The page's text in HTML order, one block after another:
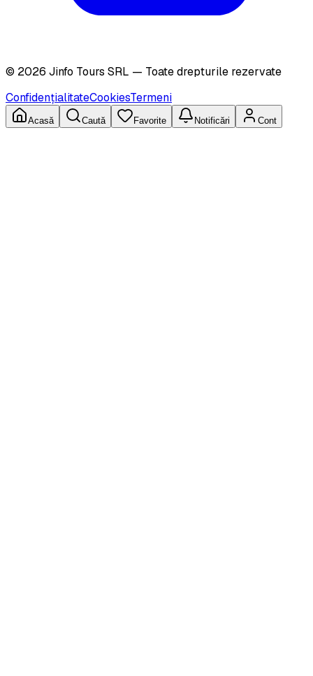
© 2026 Jinfo Tours SRL — Toate drepturile rezervate
ConfidențialitateCookiesTermeni
Acasă Caută Favorite Notificări Cont